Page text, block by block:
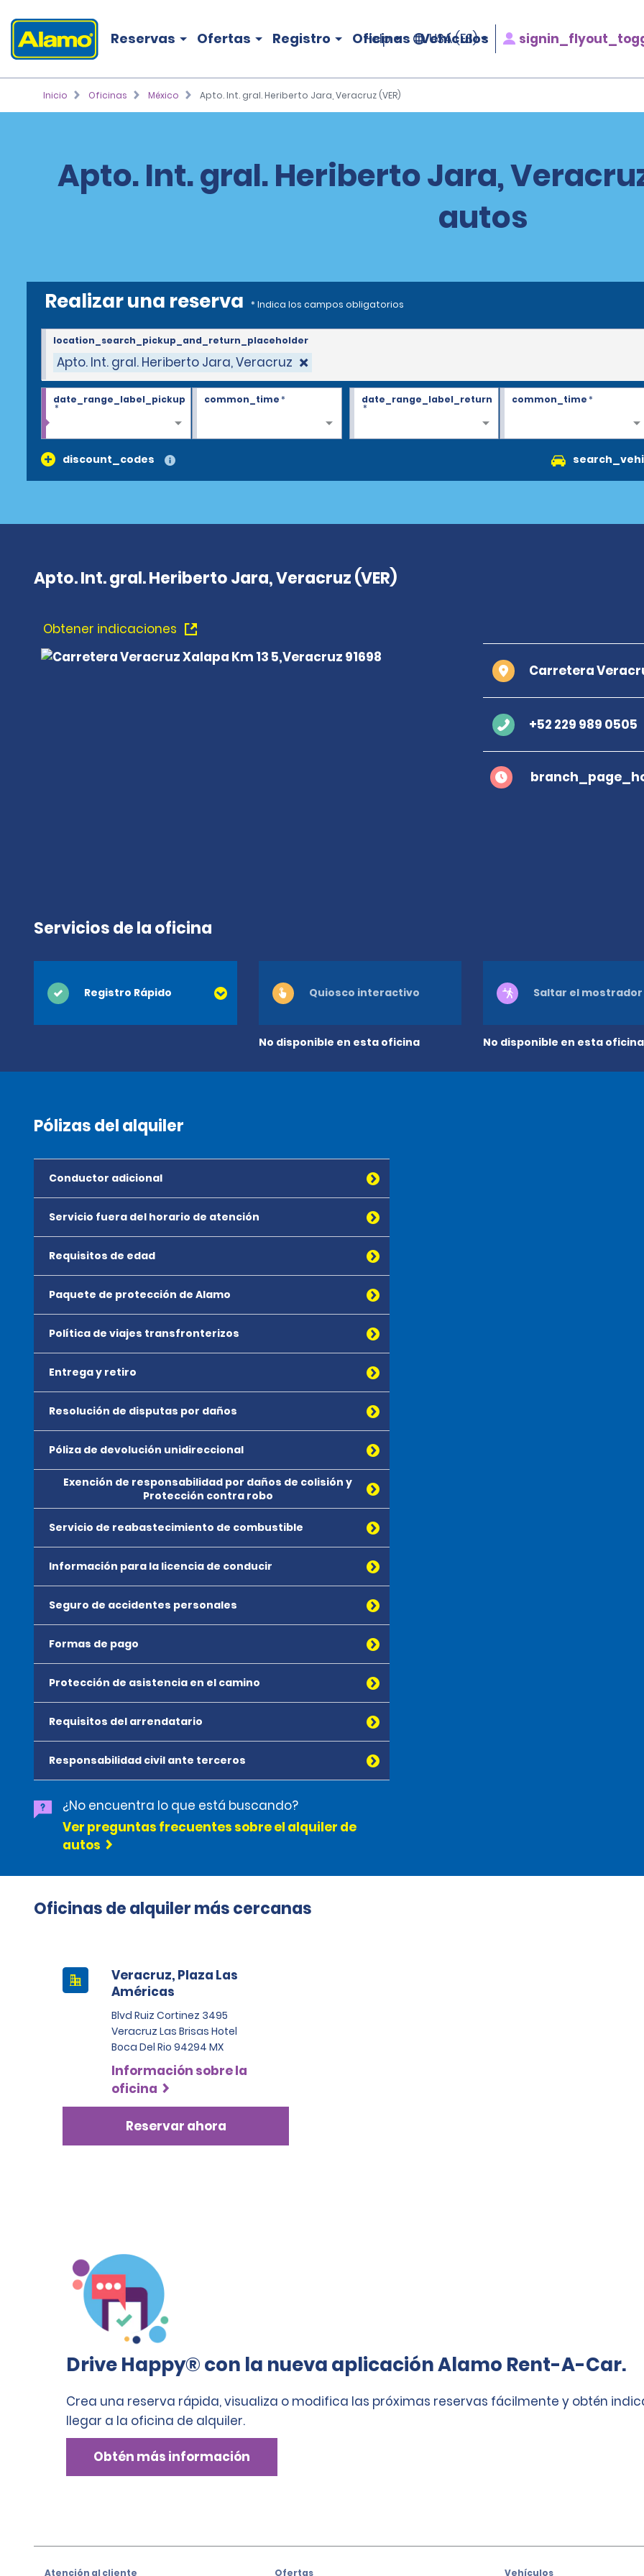
Reservas Ofertas Registro Oficinas Vehículos
Help USA (ES)
Inicio Oficinas México Apto. Int. gral. Heriberto Jara, Veracruz (VER)
Apto. Int. gral. Heriberto Jara,
autos
Realizar una reserva * Indica los campos obligatorios
Apto. Int. gral. Heriberto Jara, Veracruz
location_search_pickup_and_return_placeholder
date_range_label_pickup
*
common_time* date_range_label_return
*
common_time*
discount_codes
Apto. Int. gral. Heriberto Jara, Veracruz (VER)
Obtener indicaciones
Carretera
+52 229 989 0505
Servicios de la oficina
Registro Rápido
No disponible en esta oficina
Quiosco interactivo
No disponible en esta oficina
Saltar el mostrador
Pólizas del alquiler
Conductor adicional
Servicio fuera del horario de atención
Requisitos de edad
Paquete de protección de Alamo
Política de viajes transfronterizos
Entrega y retiro
Resolución de disputas por daños
Póliza de devolución unidireccional
Exención de responsabilidad por daños de colisión y
Protección contra robo
Servicio de reabastecimiento de combustible
Información para la licencia de conducir
Seguro de accidentes personales
Formas de pago
Protección de asistencia en el camino
Requisitos del arrendatario
Responsabilidad civil ante terceros
¿No encuentra lo que está buscando?
Ver preguntas frecuentes sobre el alquiler de
autos
Oficinas de alquiler más cercanas
Veracruz, Plaza Las
Américas
Blvd Ruiz Cortinez 3495
Veracruz Las Brisas Hotel
Boca Del Rio 94294 MX
Información sobre la
oficina
Reservar ahora
Drive Happy® con la nueva aplicación Alamo Rent-A-Car.
Crea una reserva rápida, visualiza o modifica las próximas reservas fácilmente y obtén
llegar a la oficina de alquiler.
Obtén más información
Atención al cliente Ofertas Vehículos